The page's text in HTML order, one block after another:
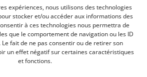
expériences, nous utilisons des technologies
stocker et/ou accéder aux informations des
à ces technologies nous permettra de
que le comportement de navigation ou les ID
Le fait de ne pas consentir ou de retirer son
un effet négatif sur certaines caractéristiques
et fonctions.